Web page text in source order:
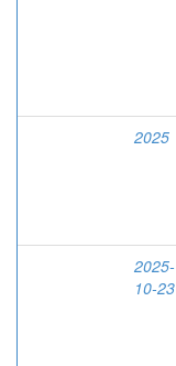
2025
2025-
10-23